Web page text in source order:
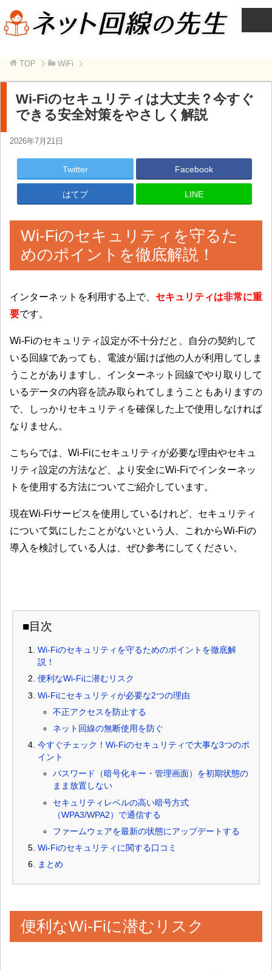
TOP WiFi
Wi-Fiのセキュリティは大丈夫？今すぐ
できる安全対策をやさしく解説
2026年7月21日
Twitter Facebook
はてブ LINE
Wi-Fiのセキュリティを守るた
めのポイントを徹底解説！
インターネットを利用する上で、 セキュリティは非常に重
要です。
Wi-Fiのセキュリティ設定が不十分だと、自分の契約して
いる回線であっても、電波が届けば他の人が利用してしま
うことがありますし、インターネット回線でやり取りして
いるデータの内容を読み取られてしまうこともありますの
で、しっかりセキュリティを確保した上で使用しなければ
なりません。
こちらでは、Wi-Fiにセキュリティが必要な理由やセキュ
リティ設定の方法など、より安全にWi-Fiでインターネッ
トを使用する方法についてご紹介しています。
現在Wi-Fiサービスを使用しているけれど、セキュリティ
について気にしたことがないという人、これからWi-Fiの
導入を検討している人は、ぜひ参考にしてください。
■目次
Wi-Fiのセキュリティを守るためのポイントを徹底解
説！
便利なWi-Fiに潜むリスク
Wi-Fiにセキュリティが必要な2つの理由
不正アクセスを防止する
ネット回線の無断使用を防ぐ
今すぐチェック！Wi-Fiのセキュリティで大事な3つのポ
イント
パスワード（暗号化キー・管理画面）を初期状態の
まま放置しない
セキュリティレベルの高い暗号方式
（WPA3/WPA2）で通信する
ファームウェアを最新の状態にアップデートする
Wi-Fiのセキュリティに関する口コミ
まとめ
便利なWi-Fiに潜むリスク